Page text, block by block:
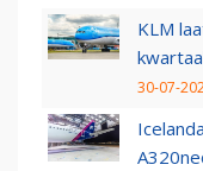
KLM
30-07-